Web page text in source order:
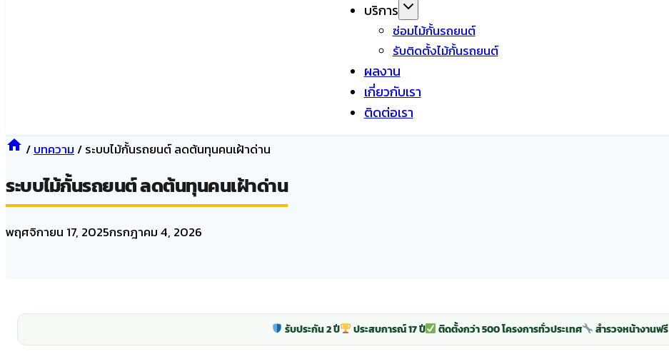
บริการ
ซ่อมไม้กั้นรถยนต์
รับติดตั้งไม้กั้นรถยนต์
ผลงาน
เกี่ยวกับเรา
ติดต่อเรา
/บทความ/ระบบไม้กั้นรถยนต์ ลดต้นทุนคนเฝ้าด่าน
ระบบไม้กั้นรถยนต์ ลดต้นทุนคนเฝ้าด่าน
พฤศจิกายน 17, 2025กรกฎาคม 4, 2026
รับประกัน 2 ปี ประสบการณ์ 17 ปี ติดตั้งกว่า 500 โครงการทั่วประเทศ สำรวจหน้างานฟรี